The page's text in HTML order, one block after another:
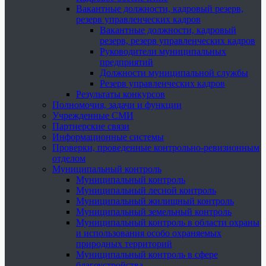
Вакантные должности, кадровый резерв,
резерв управленческих кадров
Вакантные должности, кадровый
резерв, резерв управленческих кадров
Руководители муниципальных
предприятий
Должности муниципальной службы
Резерв управленческих кадров
Результаты конкурсов
Полномочия, задачи и функции
Учрежденные СМИ
Партнерские связи
Информационные системы
Проверки, проведенные контрольно-ревизионным
отделом
Муниципальный контроль
Муниципальный контроль
Муниципальный лесной контроль
Муниципальный жилищный контроль
Муниципальный земельный контроль
Муниципальный контроль в области охраны
и использования особо охраняемых
природных территорий
Муниципальный контроль в сфере